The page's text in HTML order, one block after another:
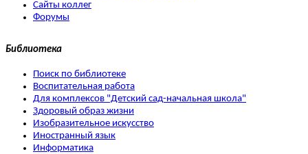
Сайты коллег
Форумы
Библиотека
Поиск по библиотеке
Воспитательная работа
Для комплексов "Детский сад-начальная школа"
Здоровый образ жизни
Изобразительное искусство
Иностранный язык
Информатика